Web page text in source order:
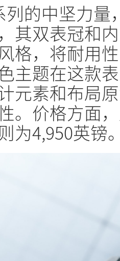
的中坚力量
其双表冠和
格，将耐用
主题在这款
元素和布局
。价格方面
为4,950英镑